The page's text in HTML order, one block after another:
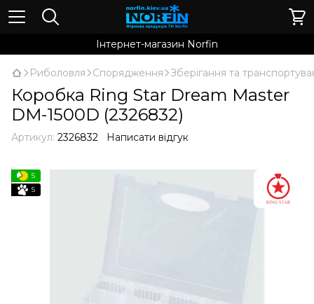
Інтернет-магазин Norfin
Риболовля Спорядження Зберігання та
Коробка Ring Star Dream Master
DM-1500D (2326832)
Артикул: 2326832 Написати відгук
5
5